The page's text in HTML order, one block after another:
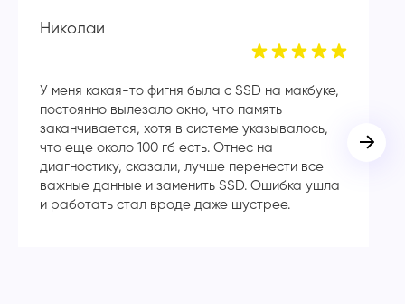
Николай
У меня какая-то фигня была с SSD на макбуке,
постоянно вылезало окно, что память
заканчивается, хотя в системе указывалось,
что еще около 100 гб есть. Отнес на
диагностику, сказали, лучше перенести все
важные данные и заменить SSD. Ошибка ушла
и работать стал вроде даже шустрее.